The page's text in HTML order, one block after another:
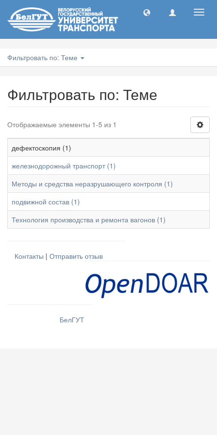
Фильтровать по: Теме
Фильтровать по: Теме
Отображаемые элементы 1-5 из 1
дефектоскопия (1)
железнодорожный транспорт (1)
Методы и средства неразрушающего контроля (1)
подвижной состав (1)
Технология производства и ремонта вагонов (1)
Контакты | Отправить отзыв
БелГУТ